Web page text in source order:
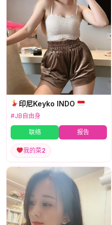
印尼Keyko INDO
#JB自由身
联络 报告
我的菜2